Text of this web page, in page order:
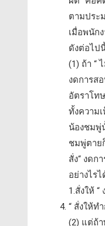
ตามประ
เมื่อพนัก
ดังต่อไป
(1) ถ้า “
งดการส
อัตราโท
ทั้งความ
น้องชมพู่
ชมพู่ตาย
สั่ง“ งดก
อย่างไรไ
1.สั่งให้
“ สั่งให้ท
(2) แต่ถ้